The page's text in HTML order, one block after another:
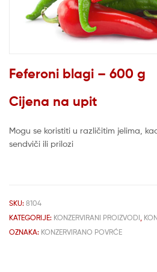
Feferoni blagi – 600 g
Cijena na upit
Mogu se koristiti u različitim jelima,
sendviči ili prilozi
SKU: 8104
KATEGORIJE: KONZERVIRANI PROIZVODI
OZNAKA: KONZERVIRANO POVRĆE